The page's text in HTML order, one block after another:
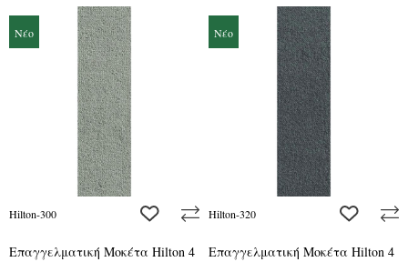
Νέο
Hilton-300 add to wishlist
Επαγγελματική Μοκέτα Hilton 4
Νέο
Hilton-320 add to
Επαγγελματική Μοκέτα Hilton 4